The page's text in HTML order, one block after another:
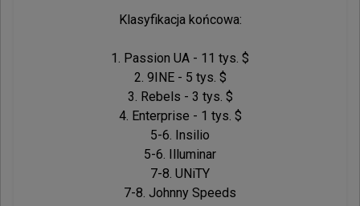
Klasyfikacja końcowa:
1. Passion UA - 11 tys. $
2. 9INE - 5 tys. $
3. Rebels - 3 tys. $
4. Enterprise - 1 tys. $
5-6. Insilio
5-6. Illuminar
7-8. UNiTY
7-8. Johnny Speeds